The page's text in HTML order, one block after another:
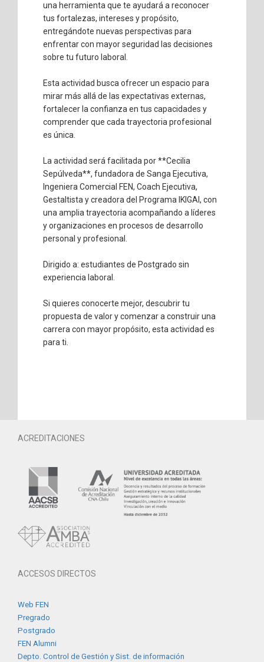
una herramienta que te ayudará a reconocer
tus fortalezas, intereses y propósito,
entregándote nuevas perspectivas para
enfrentar con mayor seguridad las decisiones
sobre tu futuro laboral.
Esta actividad busca ofrecer un espacio para
mirar más allá de las expectativas externas,
fortalecer la confianza en tus capacidades y
comprender que cada trayectoria profesional
es única.
La actividad será facilitada por **Cecilia
Sepúlveda**, fundadora de Sanga Ejecutiva,
Ingeniera Comercial FEN, Coach Ejecutiva,
Gestaltista y creadora del Programa IKIGAI, con
una amplia trayectoria acompañando a líderes
y organizaciones en procesos de desarrollo
personal y profesional.
Dirigido a: estudiantes de Postgrado sin
experiencia laboral.
Si quieres conocerte mejor, descubrir tu
propuesta de valor y comenzar a construir una
carrera con mayor propósito, esta actividad es
para ti.
ACREDITACIONES
ACCESOS DIRECTOS
Web FEN
Pregrado
Postgrado
FEN Alumni
Depto. Control de Gestión y Sist. de información